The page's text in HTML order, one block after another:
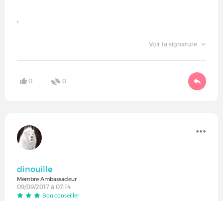
.
Voir la signature
0 0
dinouille
Membre Ambassadeur
09/09/2017 à 07:14
Bon conseiller